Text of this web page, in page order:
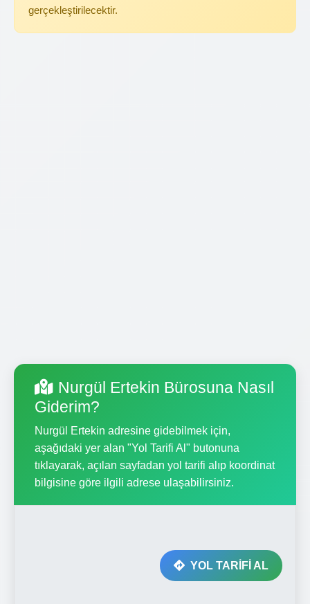
gerçekleştirilecektir.
Nurgül Ertekin Bürosuna Nasıl
Giderim?
Nurgül Ertekin adresine gidebilmek için,
aşağıdaki yer alan "Yol Tarifi Al" butonuna
tıklayarak, açılan sayfadan yol tarifi alıp koordinat
bilgisine göre ilgili adrese ulaşabilirsiniz.
YOL TARİFİ AL